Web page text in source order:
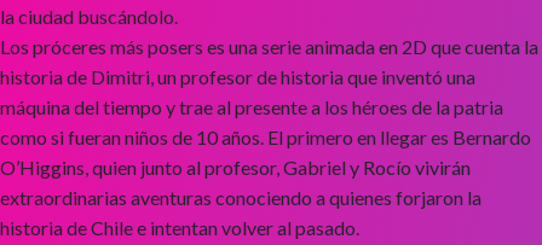
la ciudad buscándolo.
Los próceres más posers es una serie animada en 2D que cuenta la
historia de Dimitri, un profesor de historia que inventó una
máquina del tiempo y trae al presente a los héroes de la patria
como si fueran niños de 10 años. El primero en llegar es Bernardo
O’Higgins, quien junto al profesor, Gabriel y Rocío vivirán
extraordinarias aventuras conociendo a quienes forjaron la
historia de Chile e intentan volver al pasado.